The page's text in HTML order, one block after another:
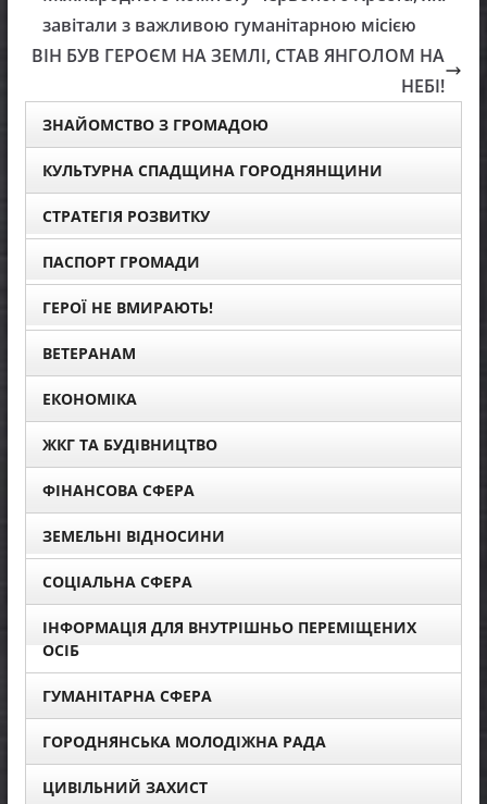
завітали з важливою гуманітарною місією
ВІН БУВ ГЕРОЄМ НА ЗЕМЛІ, СТАВ ЯНГОЛОМ НА
НЕБІ!
ЗНАЙОМСТВО З ГРОМАДОЮ
КУЛЬТУРНА СПАДЩИНА ГОРОДНЯНЩИНИ
СТРАТЕГІЯ РОЗВИТКУ
ПАСПОРТ ГРОМАДИ
ГЕРОЇ НЕ ВМИРАЮТЬ!
ВЕТЕРАНАМ
ЕКОНОМІКА
ЖКГ ТА БУДІВНИЦТВО
ФІНАНСОВА СФЕРА
ЗЕМЕЛЬНІ ВІДНОСИНИ
СОЦІАЛЬНА СФЕРА
ІНФОРМАЦІЯ ДЛЯ ВНУТРІШНЬО ПЕРЕМІЩЕНИХ
ОСІБ
ГУМАНІТАРНА СФЕРА
ГОРОДНЯНСЬКА МОЛОДІЖНА РАДА
ЦИВІЛЬНИЙ ЗАХИСТ